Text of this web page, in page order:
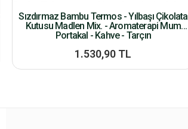
Sızdırmaz Bambu Termos - Yılbaşı Çikolata
Kutusu Madlen Mix. - Aromaterapi Mum
Portakal - Kahve - Tarçın
1.530,90 TL